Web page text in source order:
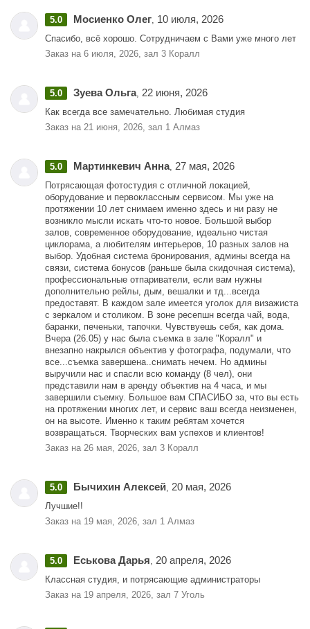
ложечек, посторонних предметов и следов от чего-то просыпанного
или пролитого на поверхности, полы, мебель, стены и т.п.
- В случае оставленных загрязнений/мусора после вашей аренды,
услуга уборки гримёрного места после вас платная 500-50000 ₽ за
- В отдельном помещении находится VIP-гримёрка (402 офис). Все
остальные гримёрные места находятся на ресепшенах НЕ в
отдельных помещениях, а в открытой для всех зоне.
- Забронировать любые гримёрные места можно в календаре.
дальнее).
Ресепшен в 424 офисе: 6 (ближнее), 7 (дальнее), 8 ("запасное").
Ресепшен в 224 офисе: 9 (ближнее), 10 (в углу).
Офис 402: VIP-гримёрка (вся комната).
- Необходимо занимать именно то рабочее место, которое вами
(даже если там лежали только вещи, вы там просто сидели не
работая с клиентов и т.п.)
- В случае, если вы заранее не забронировали гримёрное место,
студия не может вам гарантировать его наличие или присутствие
администратора к нужному вам времени.
- Специально оборудованного места для переодевания на
ресепшенах НЕ предусмотрено. При необходимости переодеться
можно воспользоваться свободными залами (по согласованию с
администратором) или в уборной в любой момент без
согласований.
- После использования гримёрки всё должно быть прибрано
арендатором гримёрного места: не должно быть мусора,
использованных стаканчиков, салфеток, ватных дисков и палочек,
ложечек, посторонних предметов и следов от чего-то просыпанного
или пролитого на поверхности, полы, мебель, стены и т.п.
- В случае оставленных загрязнений/мусора после вашей аренды,
услуга уборки гримёрного места после вас платная 500-50000 ₽ за
уборку 1 места (в зависимости от загрязнений).
5.0 Мосиенко Олег 10 июля, 2026
Спасибо, всё хорошо. Сотрудничаем с Вами уже много лет
Заказ на 6 июля, 2026, зал 3 Коралл
5.0 Зуева Ольга, 22 июня, 2026
Как всегда все замечательно. Любимая студия
Заказ на 21 июня, 2026, зал 1 Алмаз
5.0 Мартинкевич Анна, 27 мая, 2026
Потрясающая фотостудия с отличной локацией,
оборудование и первоклассным сервисом. Мы уже на
протяжении 10 лет снимаем именно здесь и ни разу не
возникло мысли искать что-то новое. Большой выбор
залов, современное оборудование, идеально чистая
циклорама, а любителям интерьеров, 10 разных залов на
выбор. Удобная система бронирования, админы всегда на
связи, система бонусов (раньше была скидочная система),
профессиональные отпариватели, если вам нужны
дополнительно рейлы, дым, вешалки и тд...всегда
предоставят. В каждом зале имеется уголок для визажиста
с зеркалом и столиком. В зоне ресепшн всегда чай, вода,
баранки, печеньки, тапочки. Чувствуешь себя, как дома.
Вчера (26.05) у нас была съемка в зале "Коралл" и
внезапно накрылся объектив у фотографа, подумали, что
все...съемка завершена..снимать нечем. Но админы
выручили нас и спасли всю команду (8 чел), они
представили нам в аренду объектив на 4 часа, и мы
завершили съемку. Большое вам СПАСИБО за, что вы есть
на протяжении многих лет, и сервис ваш всегда неизменен,
он на высоте. Именно к таким ребятам хочется
возвращаться. Творческих вам успехов и клиентов!
Заказ на 26 мая, 2026, зал 3 Коралл
5.0 Бычихин Алексей 20 мая, 2026
Лучшие!!
Заказ на 19 мая, 2026, зал 1 Алмаз
5.0 Еськова Дарья 20 апреля, 2026
Классная студия, и потрясающие администраторы
Заказ на 19 апреля, 2026, зал 7 Уголь